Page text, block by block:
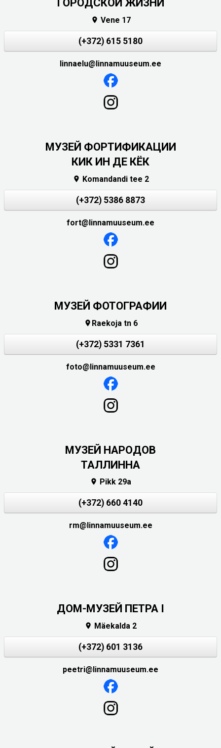
ГОРОДСКОЙ ЖИЗНИ
 Vene 17
(+372) 615 5180
linnaelu@linnamuuseum.ee
МУЗЕЙ ФОРТИФИКАЦИИ
КИК ИН ДЕ КЁК
 Komandandi tee 2
(+372) 5386 8873
fort@linnamuuseum.ee
МУЗЕЙ ФОТОГРАФИИ
 Raekoja tn 6
(+372) 5331 7361
foto@linnamuuseum.ee
MУЗЕЙ НАРОДОВ
ТАЛЛИННА
 Pikk 29a
(+372) 660 4140
rm@linnamuuseum.ee
ДОМ-МУЗЕЙ ПЕТРА I
 Mäekalda 2
(+372) 601 3136
peetri@linnamuuseum.ee